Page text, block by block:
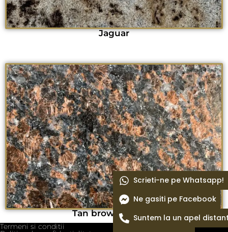
Jaguar
Tan brown lustruit
Termeni si conditii
Scrieti-ne pe Whatsapp!
Ne gasiti pe Facebook
Suntem la un apel